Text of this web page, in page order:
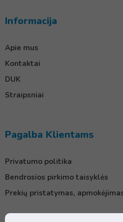
Informacija
Apie mus
Kontaktai
DUK
Straipsniai
Pagalba Klientams
Privatumo politika
Bendrosios pirkimo taisyklės
Prekių pristatymas,